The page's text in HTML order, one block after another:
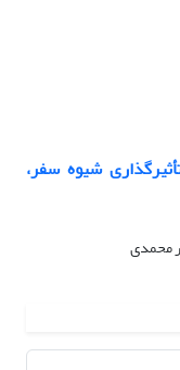
شیوه سفر،
محمدی